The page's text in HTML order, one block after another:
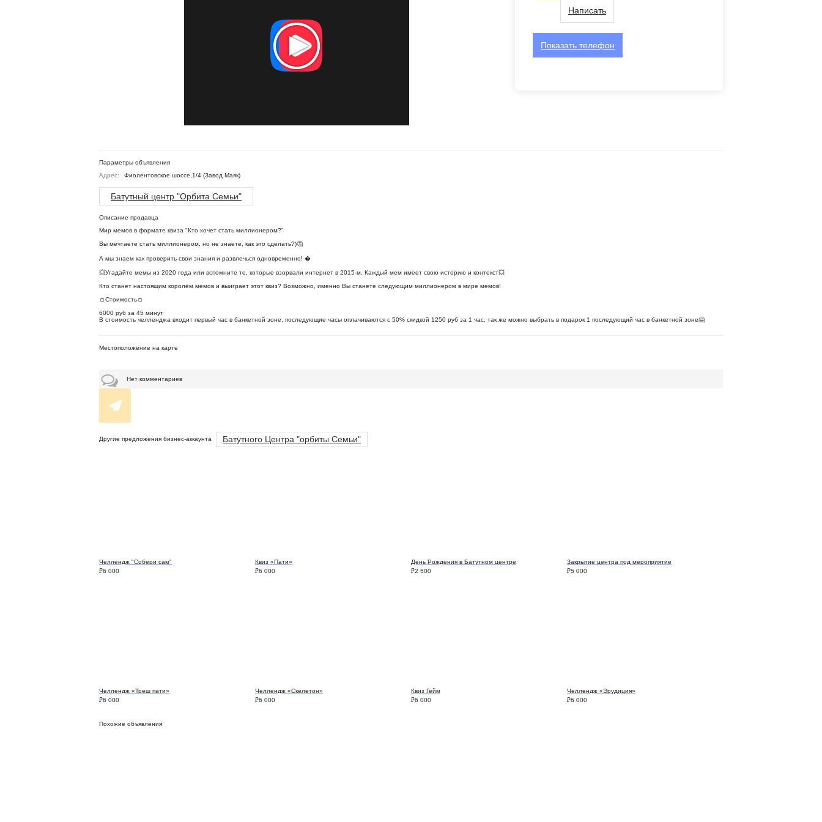
Написать
Показать телефон
Параметры объявления
Адрес:
Фиолентовское шоссе,1/4 (Завод Маяк)
Батутный центр "Орбита Семьи"
Описание продавца
Мир мемов в формате квиза "Кто хочет стать миллионером?"
Вы мечтаете стать миллионером, но не знаете, как это сделать?)🤔
А мы знаем как проверить свои знания и развлечься одновременно! �
💥Угадайте мемы из 2020 года или вспомните те, которые взорвали интернет в 2015-м. Каждый мем имеет свою историю и контекст💥
Кто станет настоящим королём мемов и выиграет этот квиз? Возможно, именно Вы станете следующим миллионером в мире мемов!
👛Стоимость👛
6000 руб за 45 минут
В стоимость челленджа входит первый час в банкетной зоне, последующие часы оплачиваются с 50% скидкой 1250 руб за 1 час, так же можно выбрать в подарок 1 последующий час в банкетной зоне🤗
Местоположение на карте
Нет комментариев
Другие предложения бизнес-аккаунта Батутного Центра "орбиты Семьи"
Челлендж "Собери сам"
₽6 000
Квиз «Пати»
₽6 000
День Рождения в Батутном центре
₽2 500
Закрытие центра под мероприятие
₽5 000
Челлендж «Треш пати»
₽6 000
Челлендж «Скелетон»
₽6 000
Квиз Гейм
₽6 000
Челлендж «Эрудиция»
₽6 000
Похожие объявления